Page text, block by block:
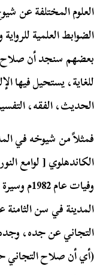
العلوم المختلفة عن
الضوابط العلمية
بعضهم سنجد أن صلاح
للغاية، يستحيل فيها
الحديث، الفقه،
فمثلاً من شيوخه في
وفيات
(أي أن صلاح التجاني